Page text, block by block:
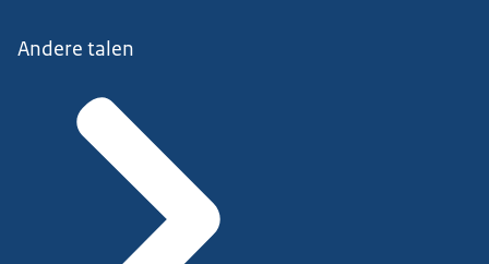
Andere talen